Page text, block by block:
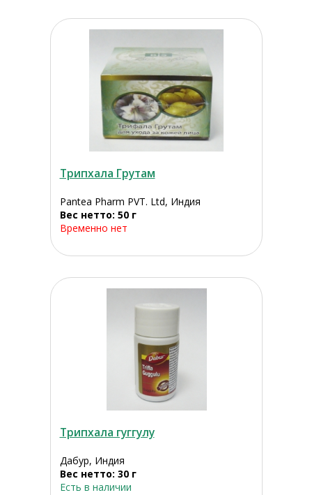
Трипхала Грутам
Pantea Pharm PVT. Ltd, Индия
Вес нетто: 50 г
Временно нет
Трипхала гуггулу
Дабур, Индия
Вес нетто: 30 г
Есть в наличии